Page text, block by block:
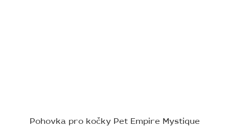
Pohovka pro kočky Pet Empire Mystique